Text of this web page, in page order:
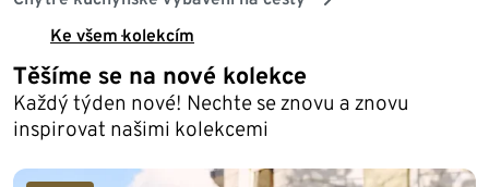
Ke všem kolekcím
Těšíme se na nové kolekce
Každý týden nové! Nechte se znovu a znovu
inspirovat našimi kolekcemi